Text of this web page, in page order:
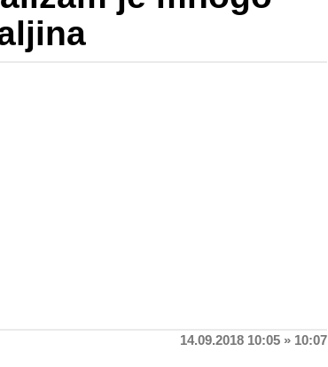
14.09.2018 10:05 » 10:07